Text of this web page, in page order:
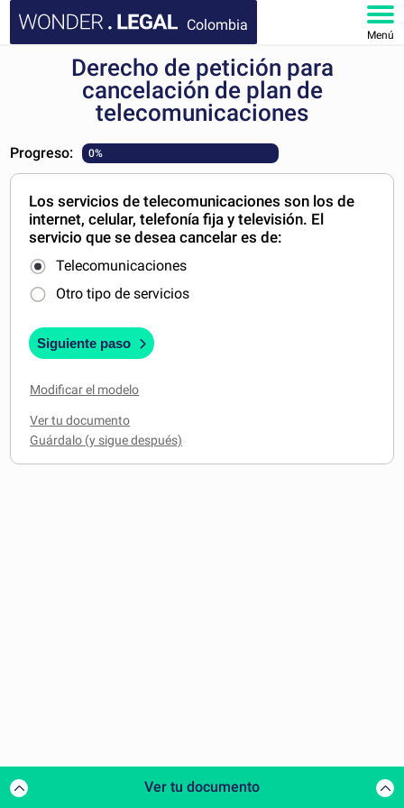
Colombia
Menú
DOCUMENTOS
FAQ
MI CUENTA
Derecho de petición para
cancelación de plan de
telecomunicaciones
Progreso: 0%
Los servicios de telecomunicaciones son los de
internet, celular, telefonía fija y televisión. El
servicio que se desea cancelar es de:
Telecomunicaciones
Otro tipo de servicios
Siguiente paso
Modificar el modelo
Ver tu documento
Ver tu documento